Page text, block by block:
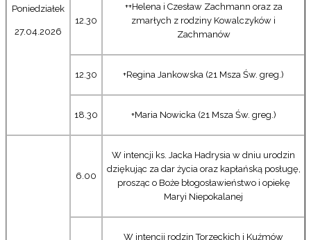
Poniedziałek
27.04.2026
12.30
++Helena i Czesław Zachmann oraz za
zmarłych z rodziny Kowalczyków i
Zachmanów
12.30 +Regina Jankowska (21 Msza Św. greg.)
18.30 +Maria Nowicka (21 Msza Św. greg.)
6.00
W intencji ks. Jacka Hadrysia w dniu urodzin
dziękując za dar życia oraz kapłańską posługę,
prosząc o Boże błogosławieństwo i opiekę
Maryi Niepokalanej
W intencji rodzin Torzeckich i Kuźmów